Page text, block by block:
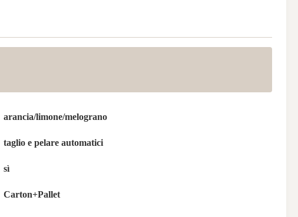
arancia/limone/melograno
taglio e pelare automatici
sì
Carton+Pallet